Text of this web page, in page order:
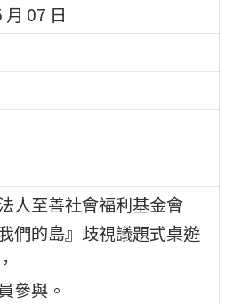
07 日
人至善社會福利基金會
們的島』歧視議題式桌遊
參與。